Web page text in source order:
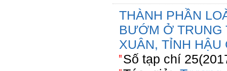
THÀNH PHẦN
BƯỚM Ở TRUNG
XUÂN, TỈNH HẬU
Số tạp chí